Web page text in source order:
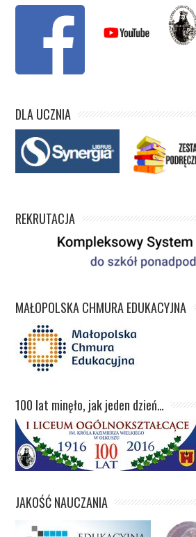
DLA UCZNIA
REKRUTACJA
MAŁOPOLSKA CHMURA EDUKACYJNA
100 lat minęło, jak jeden dzień…
JAKOŚĆ NAUCZANIA